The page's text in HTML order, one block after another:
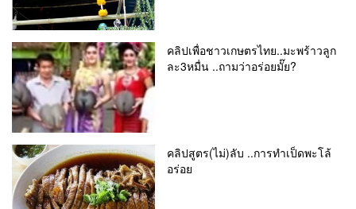
คลิปเพื่อชาวเกษตรไทย..มะพร้าวลูก
ละ3หมื่น ..ถามว่าอร่อยมั๊ย?
คลิปสูตร(ไม่)ลับ ..การทำเป็ดพะโล้
อร่อย